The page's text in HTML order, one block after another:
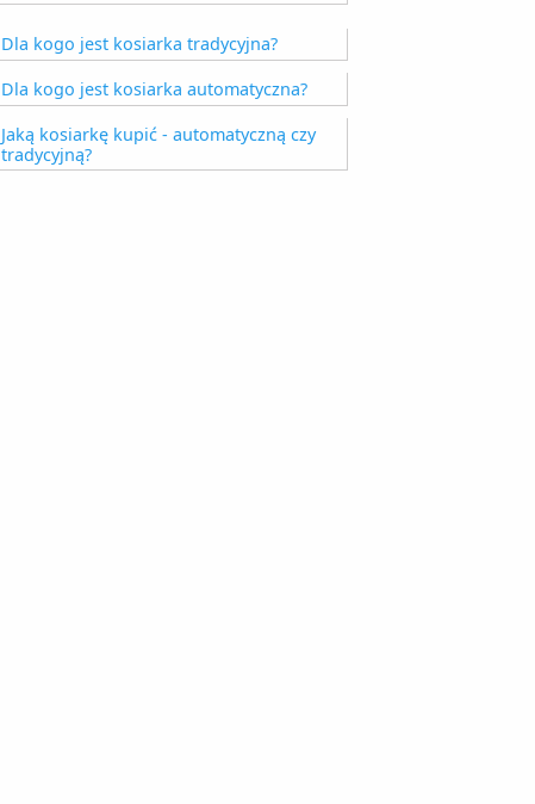
Zalety obu typów kosiarek
Wady obu typów kosiarek
Dla kogo jest kosiarka tradycyjna?
Dla kogo jest kosiarka automatyczna?
Jaką kosiarkę kupić - automatyczną czy
tradycyjną?